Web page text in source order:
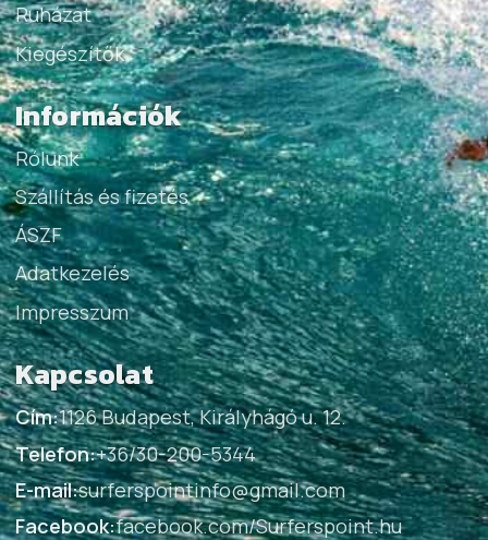
Ruházat
Kiegészítők
Információk
Rólunk
Szállítás és fizetés
ÁSZF
Adatkezelés
Impresszum
Kapcsolat
Cím:1126 Budapest, Királyhágó u. 12.
Telefon:+36/30-200-5344
E-mail:surferspointinfo@gmail.com
Facebook:facebook.com/Surferspoint.hu